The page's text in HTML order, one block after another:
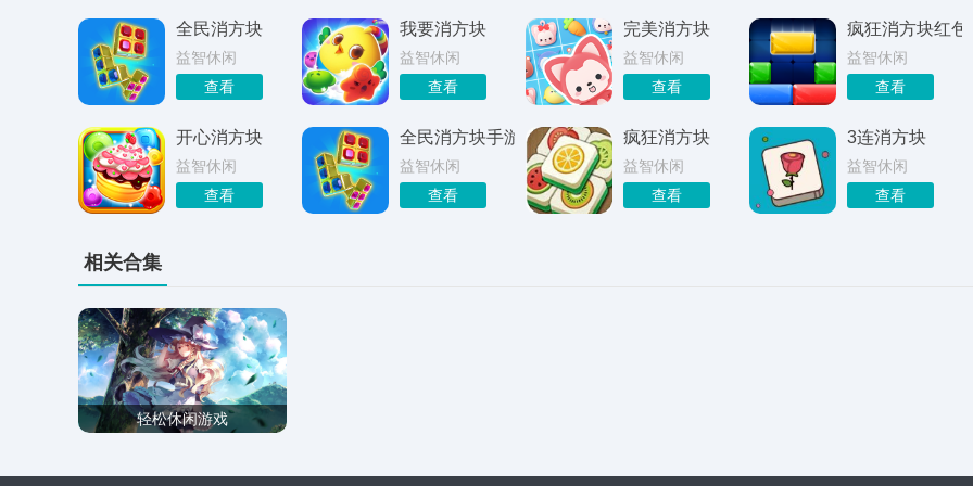
全民消方块
益智休闲
查看
我要消方块
益智休闲
查看
完美消方块
益智休闲
查看
疯狂消方块红包
益智休闲
查看
开心消方块
益智休闲
查看
全民消方块手游
益智休闲
查看
疯狂消方块
益智休闲
查看
3连消方块
益智休闲
查看
相关合集
轻松休闲游戏